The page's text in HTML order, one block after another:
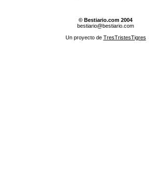
© Bestiario.com 2004
bestiario@bestiario.com
Un proyecto de TresTristesTigres